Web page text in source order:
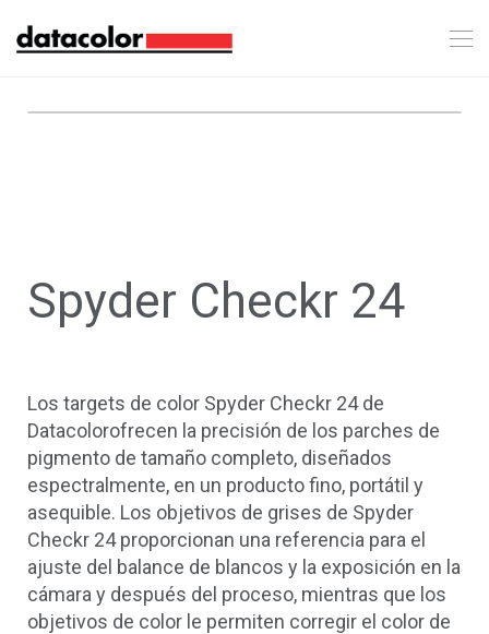
Spyder Checkr 24
Los targets de color Spyder Checkr 24 de
Datacolorofrecen la precisión de los parches de
pigmento de tamaño completo, diseñados
espectralmente, en un producto fino, portátil y
asequible. Los objetivos de grises de Spyder
Checkr 24 proporcionan una referencia para el
ajuste del balance de blancos y la exposición en la
cámara y después del proceso, mientras que los
objetivos de color le permiten corregir el color de